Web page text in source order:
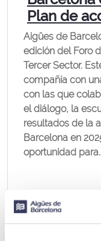
Plan de
Aigües de
edición del Foro
Tercer Sector.
compañía con
con las que
el diálogo, la
resultados de la
Barcelona en
oportunidad